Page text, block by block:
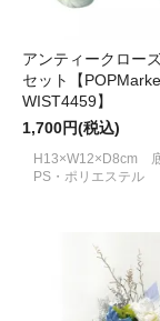
アンティークロー
セット【
WIST4459】
1,700円(税込)
H13×W12×D8cm
PS・ポリエステル